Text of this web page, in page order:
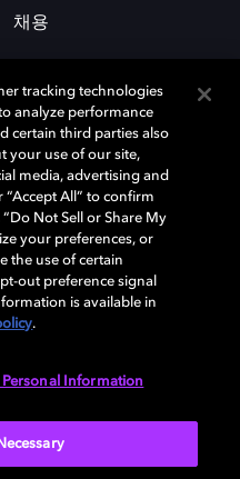
채용
기타 국가 돌비래버러토리스
록 상표이다. 그 밖에 다른 자료에
상표로 유지된다. © 2025 Dolby
책임 공시 정책
tracking technologies
analyze performance
certain third parties also
your use of our site,
media, advertising and
“Accept All” to confirm
Not Sell or Share My
your preferences, or
the use of certain
out preference signal
is available in
.
Personal Information